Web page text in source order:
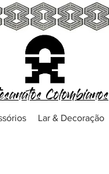
Colombianos
Lar & Decoração